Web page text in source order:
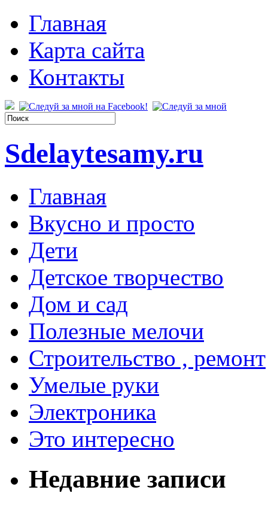
Главная
Карта сайта
Контакты
Sdelaytesamy.ru
Главная
Вкусно и просто
Дети
Детское творчество
Дом и сад
Полезные мелочи
Строительство , ремонт
Умелые руки
Электроника
Это интересно
Недавние записи